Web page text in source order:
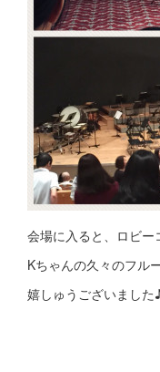
会場に入ると、ロビー
Kちゃんの久々のフル
嬉しゅうございました